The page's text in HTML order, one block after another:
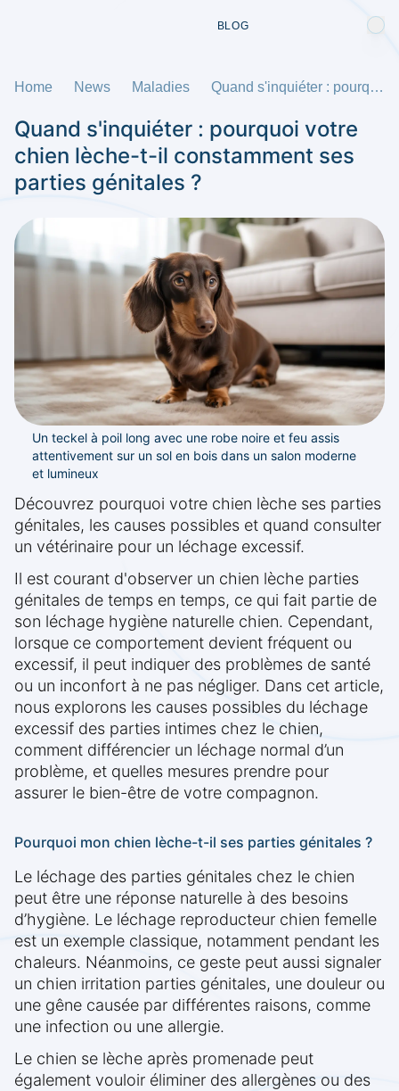
BLOG
Home News Maladies Quand s'inquiéter : pourquoi votre chien lèche-t-il constamment ses parties génitales ?
Quand s'inquiéter : pourquoi votre
chien lèche-t-il constamment ses
parties génitales ?
Un teckel à poil long avec une robe noire et feu assis
attentivement sur un sol en bois dans un salon moderne
et lumineux
Découvrez pourquoi votre chien lèche ses parties
génitales, les causes possibles et quand consulter
un vétérinaire pour un léchage excessif.
Il est courant d'observer un chien lèche parties
génitales de temps en temps, ce qui fait partie de
son léchage hygiène naturelle chien. Cependant,
lorsque ce comportement devient fréquent ou
excessif, il peut indiquer des problèmes de santé
ou un inconfort à ne pas négliger. Dans cet article,
nous explorons les causes possibles du léchage
excessif des parties intimes chez le chien,
comment différencier un léchage normal d’un
problème, et quelles mesures prendre pour
assurer le bien-être de votre compagnon.
Pourquoi mon chien lèche-t-il ses parties génitales ?
Le léchage des parties génitales chez le chien
peut être une réponse naturelle à des besoins
d’hygiène. Le léchage reproducteur chien femelle
est un exemple classique, notamment pendant les
chaleurs. Néanmoins, ce geste peut aussi signaler
un chien irritation parties génitales, une douleur ou
une gêne causée par différentes raisons, comme
une infection ou une allergie.
Le chien se lèche après promenade peut
également vouloir éliminer des allergènes ou des